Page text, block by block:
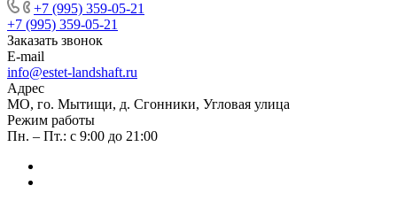
+7 (995) 359-05-21
+7 (995) 359-05-21
Заказать звонок
E-mail
info@estet-landshaft.ru
Адрес
МО, го. Мытищи, д. Сгонники, Угловая улица
Режим работы
Пн. – Пт.: с 9:00 до 21:00